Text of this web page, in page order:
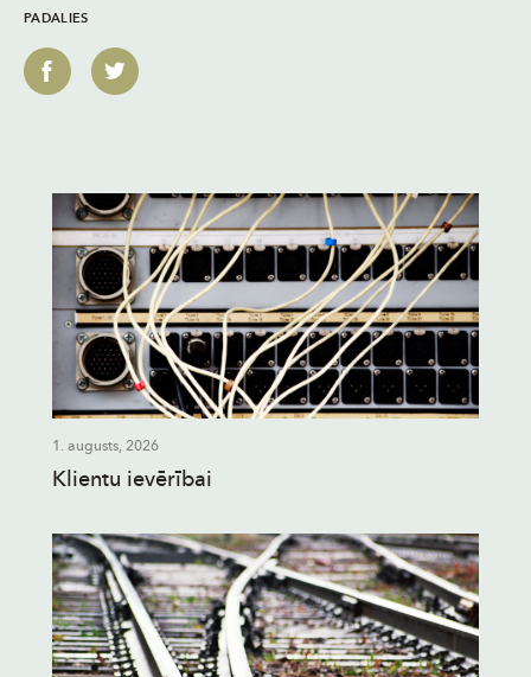
PADALIES
1. augusts, 2026
Klientu ievērībai